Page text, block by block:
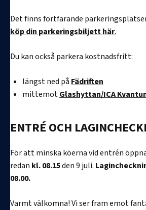
Det finns fortfarande
köp din parkeringsbiljett här.
Du kan också parkera kostnadsfritt:
längst ned på Fädriften
mittemotGlashyttan/ICA
ENTRÉ OCH
För att minska köerna vid entrén
redan kl. 08.15den 9 juli.
08.00.
Varmt välkomna! Vi ser fram emot